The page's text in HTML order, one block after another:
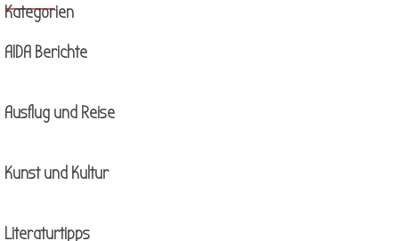
Block überspringen Kategorien
Kategorien
AIDA Berichte
Ausflug und Reise
Kunst und Kultur
Literaturtipps